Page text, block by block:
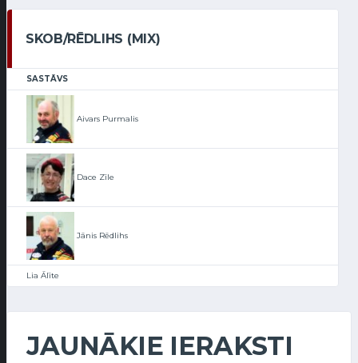
SKOB/RĒDLIHS (MIX)
SASTĀVS
Aivars Purmalis
Dace Zīle
Jānis Rēdlihs
Lia Ālīte
JAUNĀKIE IERAKSTI